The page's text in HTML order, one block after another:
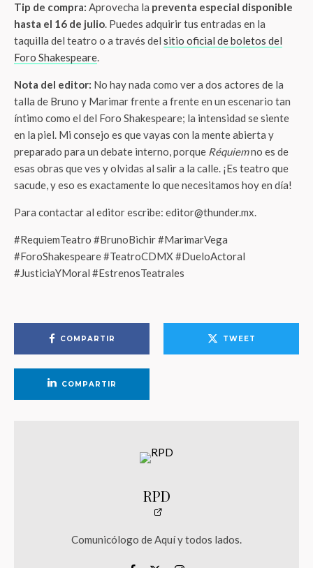
Tip de compra: Aprovecha la preventa especial disponible
hasta el 16 de julio. Puedes adquirir tus entradas en la
taquilla del teatro o a través del sitio oficial de boletos del
Foro Shakespeare.
Nota del editor: No hay nada como ver a dos actores de la
talla de Bruno y Marimar frente a frente en un escenario tan
íntimo como el del Foro Shakespeare; la intensidad se siente
en la piel. Mi consejo es que vayas con la mente abierta y
preparado para un debate interno, porque Réquiemno es de
esas obras que ves y olvidas al salir a la calle. ¡Es teatro que
sacude, y eso es exactamente lo que necesitamos hoy en día!
Para contactar al editor escribe: editor@thunder.mx.
#RequiemTeatro #BrunoBichir #MarimarVega
#ForoShakespeare #TeatroCDMX #DueloActoral
#JusticiaYMoral #EstrenosTeatrales
COMPARTIR TWEET
COMPARTIR
RPD
Comunicólogo de Aquí y todos lados.